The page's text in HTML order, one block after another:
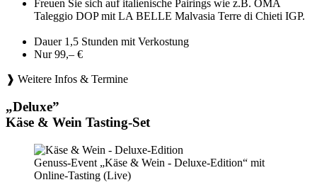
Freuen Sie sich auf italienische Pairings wie z.B. ÖMA
Taleggio DOP mit LA BELLE Malvasia Terre di Chieti IGP.
Dauer 1,5 Stunden mit Verkostung
Nur 99,– €
❱ Weitere Infos & Termine
„Deluxe”
Käse & Wein Tasting-Set
Genuss-Event „Käse & Wein - Deluxe-Edition“ mit
Online-Tasting (Live)